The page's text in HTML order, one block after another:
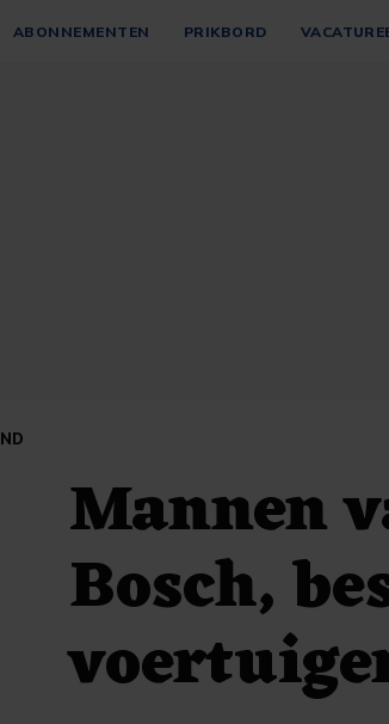
ABONNEMENTEN PRIKBORD
Mannen
Bosch,